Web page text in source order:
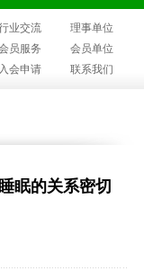
业交流
理事单位
员服务
会员单位
入会申请 联系我们
眠的关系密切